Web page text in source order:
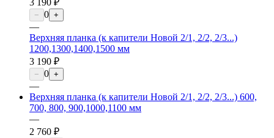
3 190 ₽
− 0 +
—
Верхняя планка (к капители Новой 2/1, 2/2, 2/3...)
1200,1300,1400,1500 мм
3 190 ₽
− 0 +
—
Верхняя планка (к капители Новой 2/1, 2/2, 2/3...) 600,
700, 800, 900,1000,1100 мм
—
2 760 ₽